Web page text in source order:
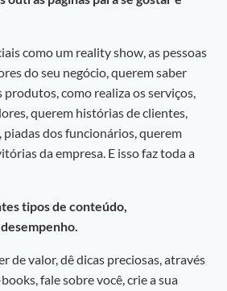
como um reality show, as pessoas
do seu negócio, querem saber
produtos, como realiza os serviços,
querem histórias de clientes,
dos funcionários, querem
da empresa. E isso faz toda a
tipos de conteúdo,
de valor, dê dicas preciosas, através
fale sobre você, crie a sua